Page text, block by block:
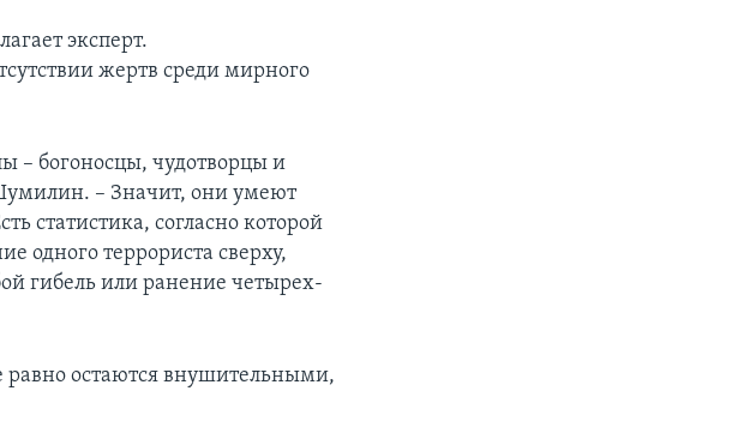
эксперт.
жертв среди мирного
– богоносцы, чудотворцы и
– Значит, они умеют
статистика, согласно которой
одного террориста сверху,
гибель или ранение четырех-
остаются внушительными,